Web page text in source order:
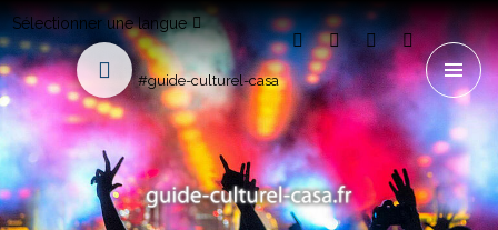
Sélectionner une langue
#guide-culturel-casa